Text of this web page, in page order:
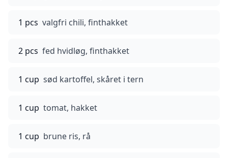
1 pcs valgfri chili, finthakket
2 pcs fed hvidløg, finthakket
1 cup sød kartoffel, skåret i tern
1 cup tomat, hakket
1 cup brune ris, rå